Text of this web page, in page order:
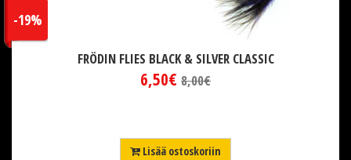
FRÖDIN FLIES BLACK & SILVER CLASSIC
6,50€
-19%
8,00€
Lisää ostoskoriin